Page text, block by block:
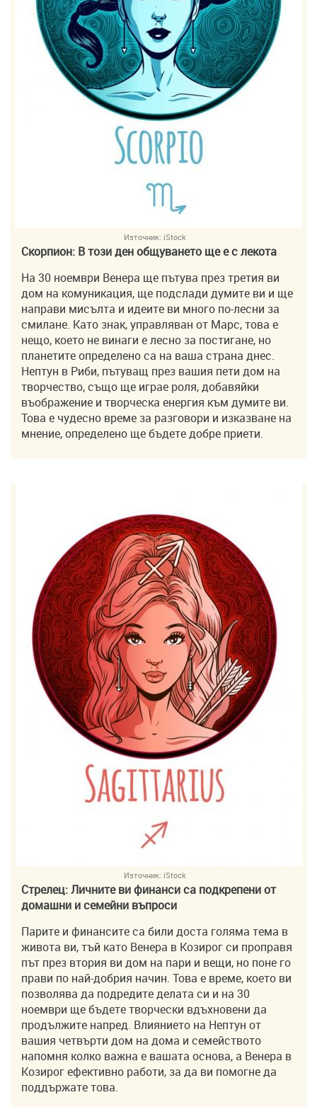
Източник: iStock
Скорпион: В този ден общуването ще е с лекота
На 30 ноември Венера ще пътува през третия ви
дом на комуникация, ще подслади думите ви и ще
направи мисълта и идеите ви много по-лесни за
смилане. Като знак, управляван от Марс, това е
нещо, което не винаги е лесно за постигане, но
планетите определено са на ваша страна днес.
Нептун в Риби, пътуващ през вашия пети дом на
творчество, също ще играе роля, добавяйки
въображение и творческа енергия към думите ви.
Това е чудесно време за разговори и изказване на
мнение, определено ще бъдете добре приети.
Източник: iStock
Стрелец: Личните ви финанси са подкрепени от
домашни и семейни въпроси
Парите и финансите са били доста голяма тема в
живота ви, тъй като Венера в Козирог си проправя
път през втория ви дом на пари и вещи, но поне го
прави по най-добрия начин. Това е време, което ви
позволява да подредите делата си и на 30
ноември ще бъдете творчески вдъхновени да
продължите напред. Влиянието на Нептун от
вашия четвърти дом на дома и семейството
напомня колко важна е вашата основа, а Венера в
Козирог ефективно работи, за да ви помогне да
поддържате това.